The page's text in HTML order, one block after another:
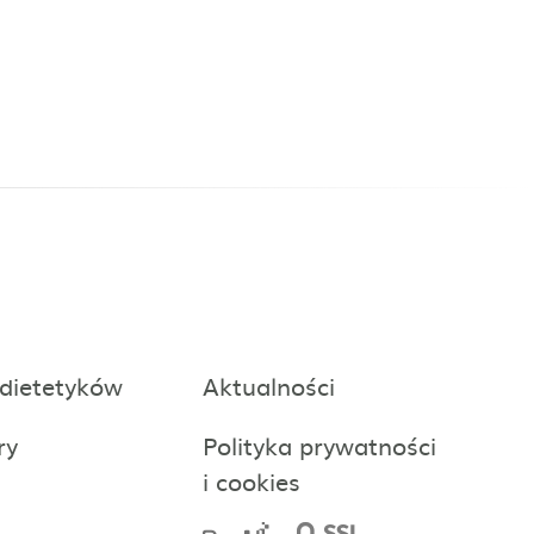
Aktualności
Polityka prywatności
i cookies